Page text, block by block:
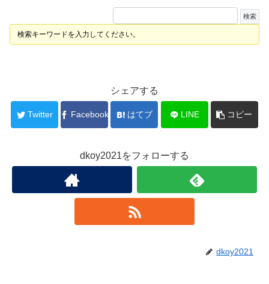
検索キーワードを入力してください。
シェアする
Twitter Facebook はてブ LINE コピー
dkoy2021をフォローする
dkoy2021